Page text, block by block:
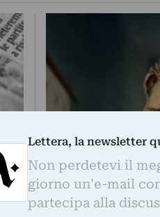
Lettera, la newsletter
Non perdetevi il
giorno un'e-mail
partecipa alla